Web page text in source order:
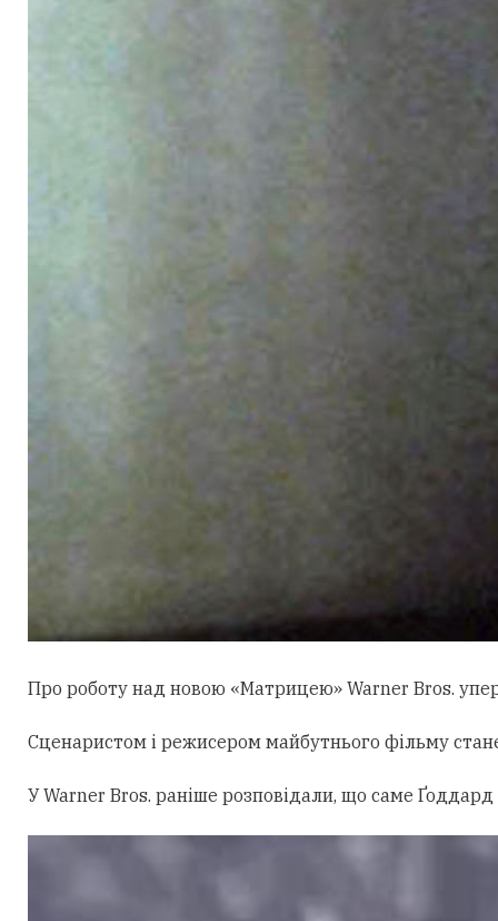
Про роботу над новою «Матрицею» Warner Bros.
Сценаристом і режисером майбутнього фільму
У Warner Bros. раніше розповідали, що саме